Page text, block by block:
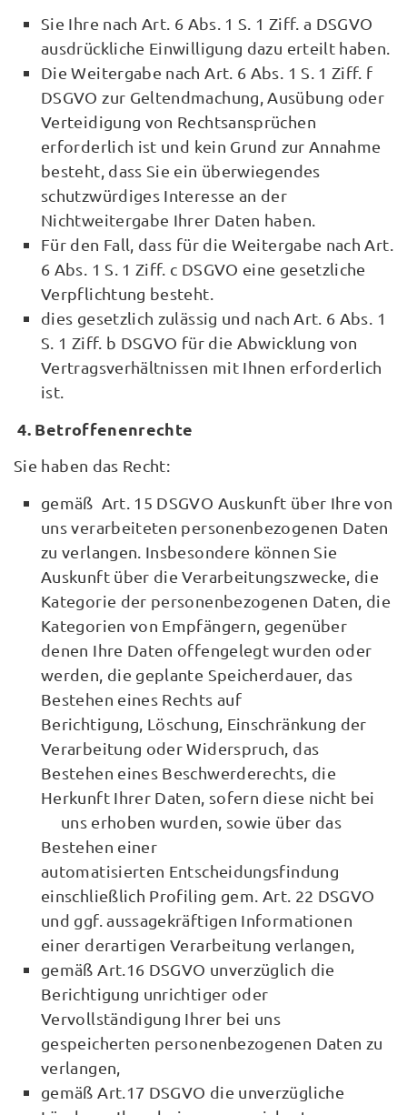
Sie Ihre nach Art. 6 Abs. 1 S. 1 Ziff. a DSGVO
ausdrückliche Einwilligung dazu erteilt haben.
Die Weitergabe nach Art. 6 Abs. 1 S. 1 Ziff. f
DSGVO zur Geltendmachung, Ausübung oder
Verteidigung von Rechtsansprüchen
erforderlich ist und kein Grund zur Annahme
besteht, dass Sie ein überwiegendes
schutzwürdiges Interesse an der
Nichtweitergabe Ihrer Daten haben.
Für den Fall, dass für die Weitergabe nach Art.
6 Abs. 1 S. 1 Ziff. c DSGVO eine gesetzliche
Verpflichtung besteht.
dies gesetzlich zulässig und nach Art. 6 Abs. 1
S. 1 Ziff. b DSGVO für die Abwicklung von
Vertragsverhältnissen mit Ihnen erforderlich
ist.
4. Betroffenenrechte
Sie haben das Recht:
gemäß Art. 15 DSGVO Auskunft über Ihre von
uns verarbeiteten personenbezogenen Daten
zu verlangen. Insbesondere können Sie
Auskunft über die Verarbeitungszwecke, die
Kategorie der personenbezogenen Daten, die
Kategorien von Empfängern, gegenüber
denen Ihre Daten offengelegt wurden oder
werden, die geplante Speicherdauer, das
Bestehen eines Rechts auf
Berichtigung, Löschung, Einschränkung der
Verarbeitung oder Widerspruch, das
Bestehen eines Beschwerderechts, die
Herkunft Ihrer Daten, sofern diese nicht bei
uns erhoben wurden, sowie über das
Bestehen einer
automatisierten Entscheidungsfindung
einschließlich Profiling gem. Art. 22 DSGVO
und ggf. aussagekräftigen Informationen
einer derartigen Verarbeitung verlangen,
gemäß Art.16 DSGVO unverzüglich die
Berichtigung unrichtiger oder
Vervollständigung Ihrer bei uns
gespeicherten personenbezogenen Daten zu
verlangen,
gemäß Art.17 DSGVO die unverzügliche